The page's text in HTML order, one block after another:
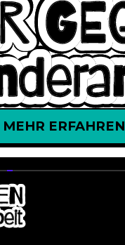
MEHR ERFAHREN